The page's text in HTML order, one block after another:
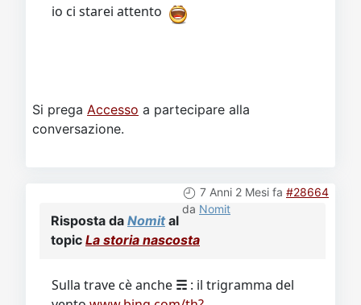
io ci starei attento
Si prega Accesso a partecipare alla
conversazione.
7 Anni 2 Mesi fa #28664
da Nomit
Risposta da Nomital
topic La storia nascosta
Sulla trave cè anche ☴ : il trigramma del